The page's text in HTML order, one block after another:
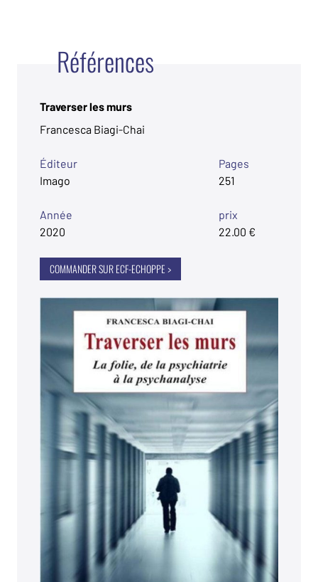
Références
Traverser les murs
Francesca Biagi-Chai
Éditeur
Imago
Pages
251
Année
2020
prix
22.00 €
COMMANDER SUR ECF-ECHOPPE >